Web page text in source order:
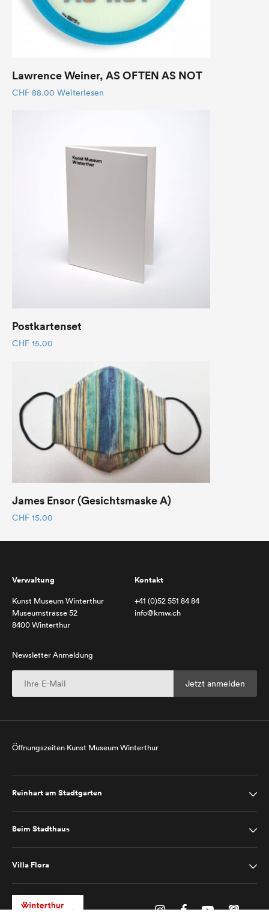
Lawrence Weiner, AS OFTEN AS NOT
CHF 88.00 Weiterlesen
Postkartenset
CHF 15.00
James Ensor (Gesichtsmaske A)
CHF 15.00
Verwaltung
Kunst Museum Winterthur
Museumstrasse 52
8400 Winterthur
Kontakt
+41 (0)52 551 84 84
info@kmw.ch
Newsletter Anmeldung
Öffnungszeiten Kunst Museum Winterthur
Reinhart am Stadtgarten
Beim Stadthaus
Villa Flora